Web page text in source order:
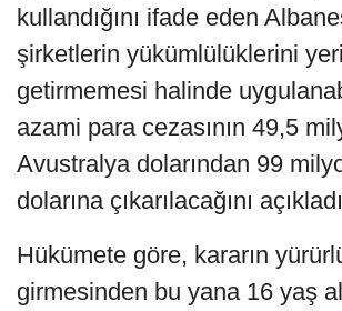
kullandığını ifade eden
şirketlerin yükümlülüklerini
getirmemesi halinde
azami para cezasının 49,5
Avustralya dolarından 99
dolarına çıkarılacağını
Hükümete göre, kararın
girmesinden bu yana 16 yaş